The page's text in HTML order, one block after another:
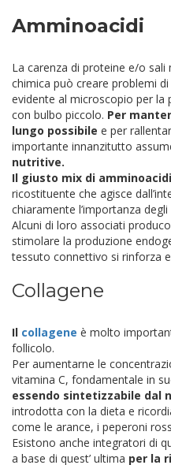
Amminoacidi
La carenza di proteine e/o
chimica può creare problemi
evidente al microscopio per
con bulbo piccolo. Per
lungo possibile e per
importante innanzitutto
nutritive.
Il giusto mix di amminoacidi
ricostituente che agisce
chiaramente l’importanza
Alcuni di loro associati
stimolare la produzione
tessuto connettivo si rinforza
Collagene
Il collagene è molto
follicolo.
Per aumentarne le
vitamina C, fondamentale in
essendo sintetizzabile dal
introdotta con la dieta e
come le arance, i peperoni
Esistono anche integratori di
a base di quest’ ultima per la